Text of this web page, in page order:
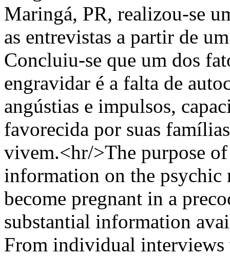
Maringá, PR, realizou-se
as entrevistas a partir de
Concluiu-se que um dos
engravidar é a falta de
angústias e impulsos,
favorecida por suas
vivem.<hr/>The purpose
information on the psychic
become pregnant in a
substantial information
From individual interviews